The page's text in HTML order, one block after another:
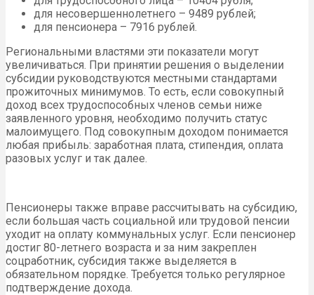
для несовершеннолетнего – 9489 рублей;
для пенсионера – 7916 рублей.
Региональными властями эти показатели могут
увеличиваться. При принятии решения о выделении
субсидии руководствуются местными стандартами
прожиточных минимумов. То есть, если совокупный
доход всех трудоспособных членов семьи ниже
заявленного уровня, необходимо получить статус
малоимущего. Под совокупным доходом понимается
любая прибыль: заработная плата, стипендия, оплата
разовых услуг и так далее.
Пенсионеры также вправе рассчитывать на субсидию,
если большая часть социальной или трудовой пенсии
уходит на оплату коммунальных услуг. Если пенсионер
достиг 80-летнего возраста и за ним закреплен
соцработник, субсидия также выделяется в
обязательном порядке. Требуется только регулярное
подтверждение дохода.